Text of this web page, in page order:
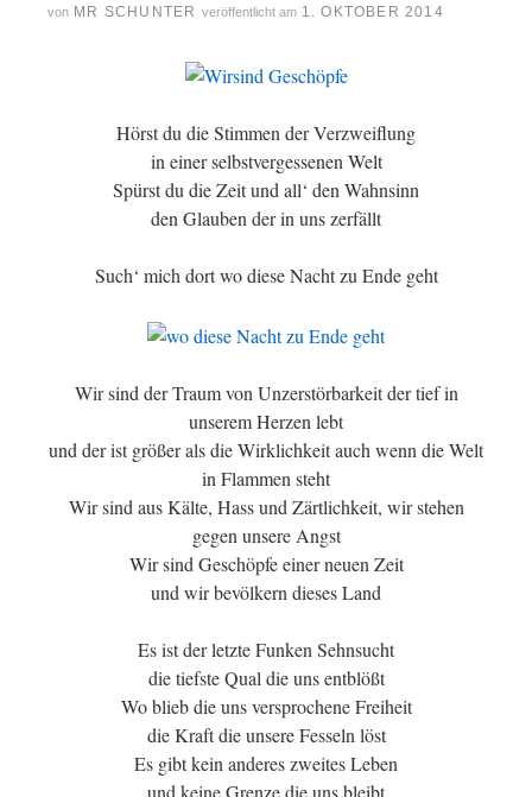
von MR SCHUNTER veröffentlicht am 1. OKTOBER 2014
Hörst du die Stimmen der Verzweiflung
in einer selbstvergessenen Welt
Spürst du die Zeit und all‘ den Wahnsinn
den Glauben der in uns zerfällt
Such‘ mich dort wo diese Nacht zu Ende geht
Wir sind der Traum von Unzerstörbarkeit der tief in
unserem Herzen lebt
und der ist größer als die Wirklichkeit auch wenn die Welt
in Flammen steht
Wir sind aus Kälte, Hass und Zärtlichkeit, wir stehen
gegen unsere Angst
Wir sind Geschöpfe einer neuen Zeit
und wir bevölkern dieses Land
Es ist der letzte Funken Sehnsucht
die tiefste Qual die uns entblößt
Wo blieb die uns versprochene Freiheit
die Kraft die unsere Fesseln löst
Es gibt kein anderes zweites Leben
und keine Grenze die uns bleibt